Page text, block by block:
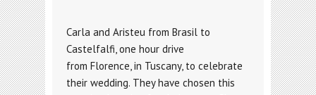
Carla and Aristeu from Brasil to
Castelfalfi, one hour drive
from Florence, in Tuscany, to celebrate
their wedding. They have chosen this